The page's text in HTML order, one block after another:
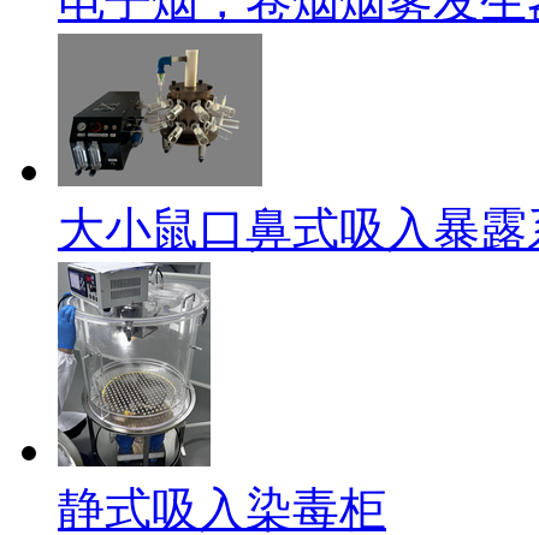
大小鼠口鼻式吸入暴露
静式吸入染毒柜